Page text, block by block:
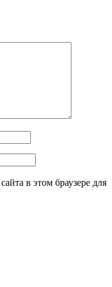
в этом браузере для